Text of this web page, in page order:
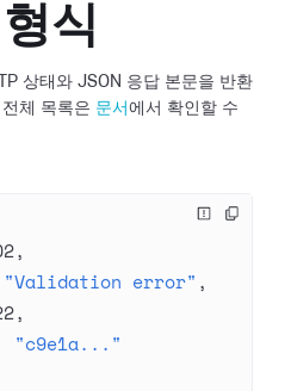
식
상태와 JSON 응답 본문을 반환
체 목록은 문서 에서 확인할 수
,
"Validation error" ,
,
"c9e1a..."